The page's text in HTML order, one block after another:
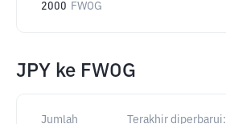
2000 FWOG
JPY ke FWOG
Jumlah Terakhir diperbarui: